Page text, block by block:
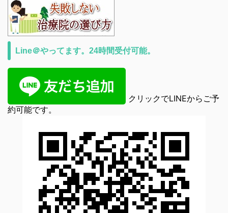
Line＠やってます。24時間受付可能。
クリックでLINEからご予
約可能です。